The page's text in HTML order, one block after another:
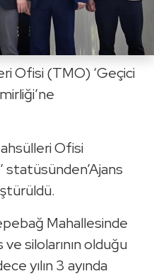
Ofisi (TMO) ‘Geçici
Ofisi
statüsünden’Ajans
Mahallesinde
silolarının olduğu
yılın 3 ayında